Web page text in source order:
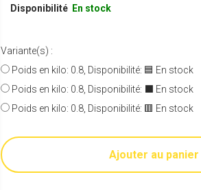
Disponibilité En stock
Variante(s) :
Poids en kilo: 0.8, Disponibilité: 🟦 En stock
Poids en kilo: 0.8, Disponibilité: ⬛️ En stock
Poids en kilo: 0.8, Disponibilité: 🟥 En stock
Ajouter au panier